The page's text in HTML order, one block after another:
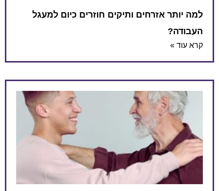
למה יותר אזרחים ותיקים חוזרים כיום למעגל
העבודה?
קרא עוד »